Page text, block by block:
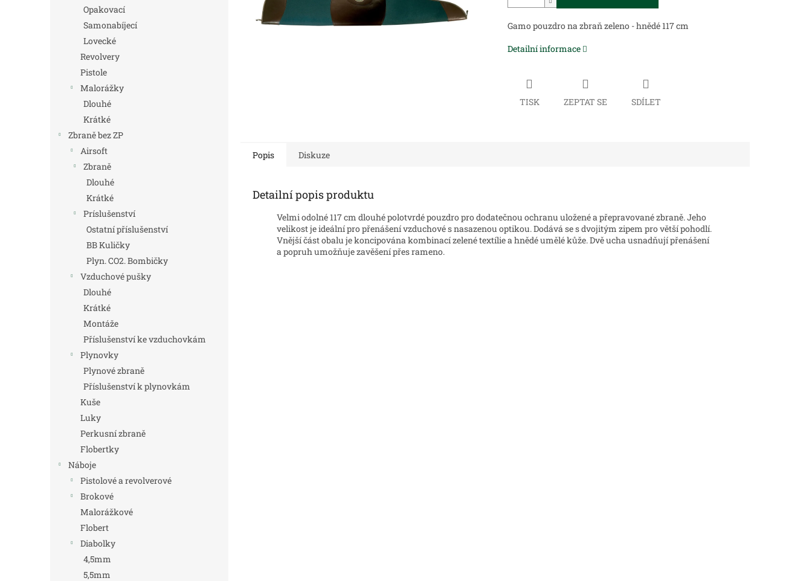
Opakovací
Samonabíjecí
Lovecké
Revolvery
Pistole
Malorážky
Dlouhé
Krátké
Zbraně bez ZP
Airsoft
Zbraně
Dlouhé
Krátké
Príslušenství
Ostatní příslušenství
BB Kuličky
Plyn. CO2. Bombičky
Vzduchové pušky
Dlouhé
Krátké
Montáže
Příslušenství ke vzduchovkám
Plynovky
Plynové zbraně
Příslušenství k plynovkám
Kuše
Luky
Perkusní zbraně
Flobertky
Náboje
Pistolové a revolverové
Brokové
Malorážkové
Flobert
Diabolky
4,5mm
5,5mm
Gamo pouzdro na zbraň zeleno - hnědé 117 cm
Detailní informace
TISK ZEPTAT SE SDÍLET
Popis Diskuze
Detailní popis produktu
Velmi odolné 117 cm dlouhé polotvrdé pouzdro pro dodatečnou ochranu uložené a přepravované zbraně. Jeho
velikost je ideální pro přenášení vzduchové s nasazenou optikou. Dodává se s dvojitým zipem pro větší pohodlí.
Vnější část obalu je koncipována kombinací zelené textílie a hnědé umělé kůže. Dvě ucha usnadňují přenášení
a popruh umožňuje zavěšení přes rameno.